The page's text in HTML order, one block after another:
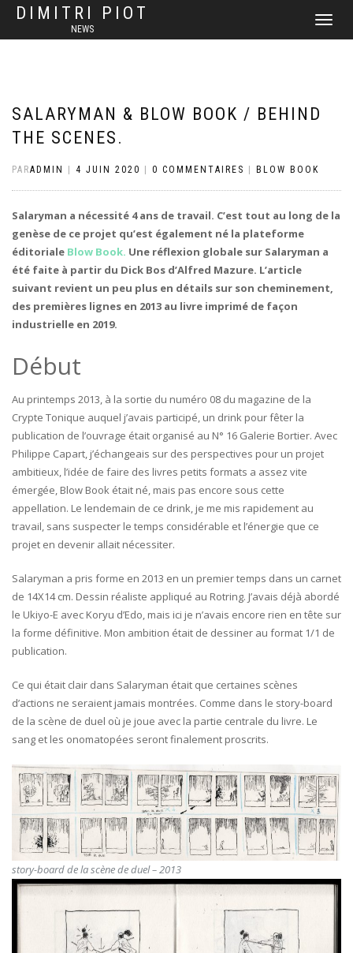
DIMITRI PIOT
NEWS
DÉPLIER
SALARYMAN & BLOW BOOK / BEHIND
THE SCENES.
PARADMIN 4 JUIN 2020 0 COMMENTAIRES BLOW BOOK
Salaryman a nécessité 4 ans de travail. C’est tout au long de la
genèse de ce projet qu’est également né la plateforme
éditoriale Blow Book. Une réflexion globale sur Salaryman a
été faite à partir du Dick Bos d’Alfred Mazure. L’article
suivant revient un peu plus en détails sur son cheminement,
des premières lignes en 2013 au livre imprimé de façon
industrielle en 2019.
Début
Au printemps 2013, à la sortie du numéro 08 du magazine de la
Crypte Tonique auquel j’avais participé, un drink pour fêter la
publication de l’ouvrage était organisé au N° 16 Galerie Bortier. Avec
Philippe Capart, j’échangeais sur des perspectives pour un projet
ambitieux, l’idée de faire des livres petits formats a assez vite
émergée, Blow Book était né, mais pas encore sous cette
appellation. Le lendemain de ce drink, je me mis rapidement au
travail, sans suspecter le temps considérable et l’énergie que ce
projet en devenir allait nécessiter.
Salaryman a pris forme en 2013 en un premier temps dans un carnet
de 14X14 cm. Dessin réaliste appliqué au Rotring. J’avais déjà abordé
le Ukiyo-E avec Koryu d’Edo, mais ici je n’avais encore rien en tête sur
la forme définitive. Mon ambition était de dessiner au format 1/1 de
publication.
Ce qui était clair dans Salaryman était que certaines scènes
d’actions ne seraient jamais montrées. Comme dans le story-board
de la scène de duel où je joue avec la partie centrale du livre. Le
sang et les onomatopées seront finalement proscrits.
story-board de la scène de duel – 2013